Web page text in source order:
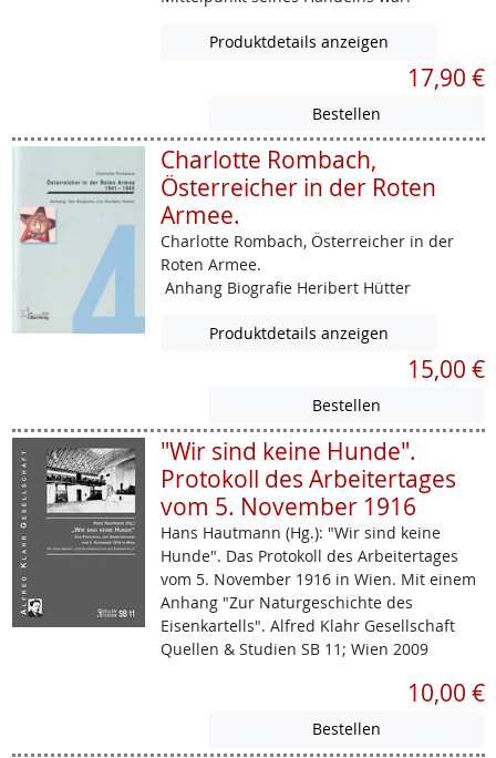
Produktdetails anzeigen
17,90 €
Charlotte Rombach,
Österreicher in der Roten
Armee.
Charlotte Rombach, Österreicher in der
Roten Armee.
Anhang Biografie Heribert Hütter
Produktdetails anzeigen
15,00 €
"Wir sind keine Hunde".
Protokoll des Arbeitertages
vom 5. November 1916
Hans Hautmann (Hg.): "Wir sind keine
Hunde". Das Protokoll des Arbeitertages
vom 5. November 1916 in Wien. Mit einem
Anhang "Zur Naturgeschichte des
Eisenkartells". Alfred Klahr Gesellschaft
Quellen & Studien SB 11; Wien 2009
10,00 €